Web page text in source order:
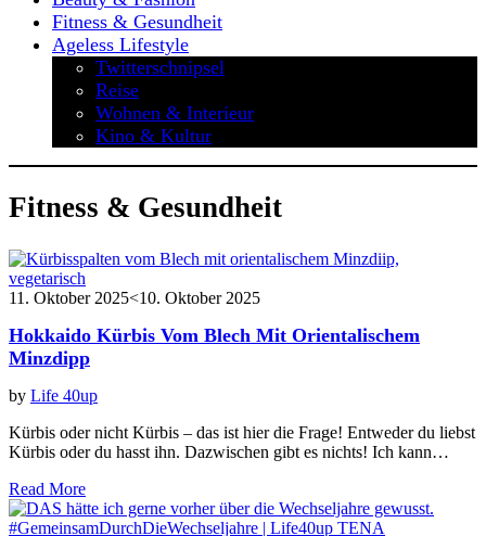
Fitness & Gesundheit
Ageless Lifestyle
Twitterschnipsel
Reise
Wohnen & Interieur
Kino & Kultur
Fitness & Gesundheit
11. Oktober 2025<10. Oktober 2025
Hokkaido Kürbis Vom Blech Mit Orientalischem
Minzdipp
by Life 40up
Kürbis oder nicht Kürbis – das ist hier die Frage! Entweder du liebst
Kürbis oder du hasst ihn. Dazwischen gibt es nichts! Ich kann…
Read More